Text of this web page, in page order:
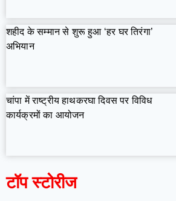
शहीद के सम्मान से शुरू हुआ ‘हर घर तिरंगा’
अभियान
चांपा में राष्ट्रीय हाथकरघा दिवस पर विविध
कार्यक्रमों का आयोजन
टॉप स्टोरीज